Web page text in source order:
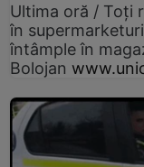
Ultima oră / Toți
în
întâmple în
Bolojan